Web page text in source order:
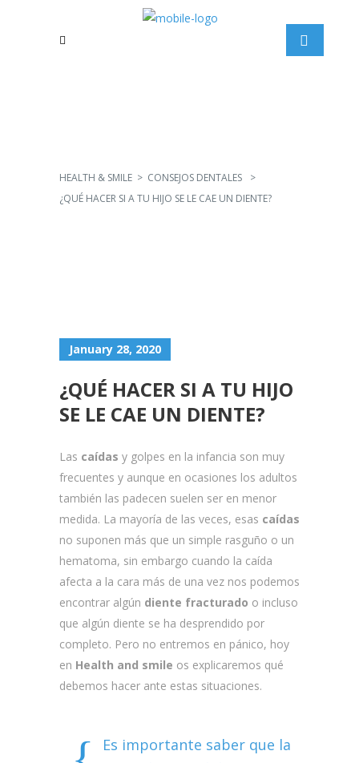
HEALTH & SMILE > CONSEJOS DENTALES
>
¿QUÉ HACER SI A TU HIJO SE LE CAE UN DIENTE?
January 28, 2020
¿QUÉ HACER SI A TU HIJO
SE LE CAE UN DIENTE?
Las caídas y golpes en la infancia son muy
frecuentes y aunque en ocasiones los adultos
también las padecen suelen ser en menor
medida. La mayoría de las veces, esas caídas
no suponen más que un simple rasguño o un
hematoma, sin embargo cuando la caída
afecta a la cara más de una vez nos podemos
encontrar algún diente fracturado o incluso
que algún diente se ha desprendido por
completo. Pero no entremos en pánico, hoy
en Health and smile os explicaremos qué
debemos hacer ante estas situaciones.
Es importante saber que la